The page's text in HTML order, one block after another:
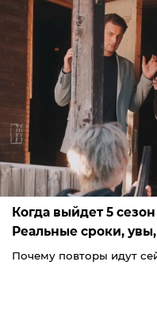
Когда выйдет 5
Реальные сроки,
Почему повторы идут